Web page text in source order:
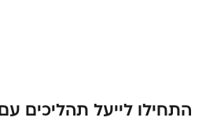
התחילו לייעל תהליכים עם iForms עכשיו